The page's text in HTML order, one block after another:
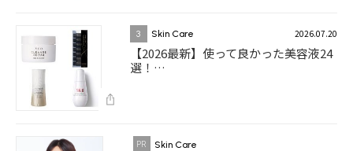
3 Skin Care 2026.07.20
【2026最新】使って良かった美容液24
選！…
Skin Care